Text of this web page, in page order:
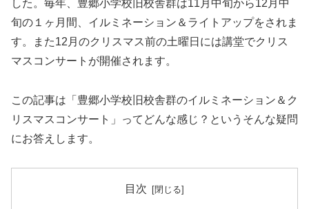
した。毎年、豊郷小学校旧校舎群は11月中旬から12月中
旬の１ヶ月間、イルミネーション＆ライトアップをされま
す。また12月のクリスマス前の土曜日には講堂でクリス
マスコンサートが開催されます。
この記事は「豊郷小学校旧校舎群のイルミネーション＆ク
リスマスコンサート」ってどんな感じ？というそんな疑問
にお答えします。
目次